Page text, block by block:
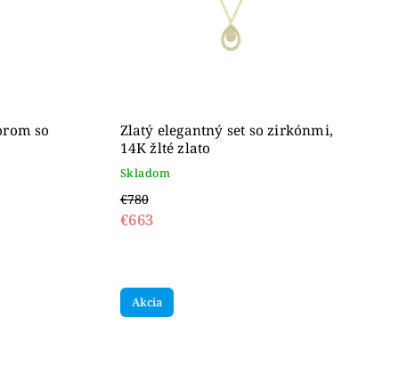
so
Zlatý elegantný set so zirkónmi,
14K žlté zlato
Skladom
€780
€663
Akcia